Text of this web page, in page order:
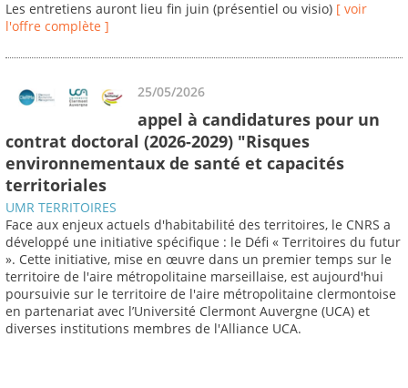
Les entretiens auront lieu fin juin (présentiel ou visio) [ voir
l'offre complète ]
25/05/2026
appel à candidatures pour un
contrat doctoral (2026-2029) "Risques
environnementaux de santé et capacités
territoriales
UMR TERRITOIRES
Face aux enjeux actuels d'habitabilité des territoires, le CNRS a
développé une initiative spécifique : le Défi « Territoires du futur
». Cette initiative, mise en œuvre dans un premier temps sur le
territoire de l'aire métropolitaine marseillaise, est aujourd'hui
poursuivie sur le territoire de l'aire métropolitaine clermontoise
en partenariat avec l’Université Clermont Auvergne (UCA) et
diverses institutions membres de l'Alliance UCA.